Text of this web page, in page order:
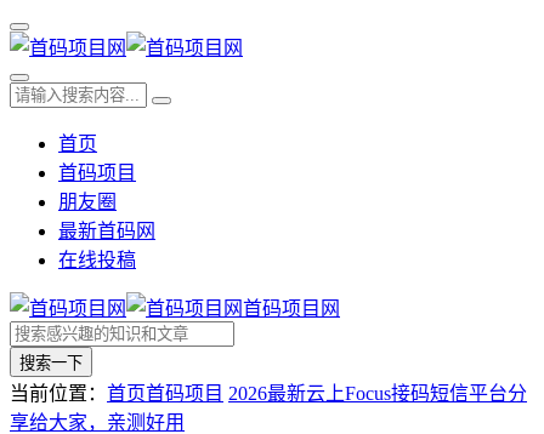
首页
首码项目
朋友圈
最新首码网
在线投稿
首码项目网
搜索一下
当前位置： 首页首码项目 2026最新云上Focus接码短信平台分
享给大家，亲测好用